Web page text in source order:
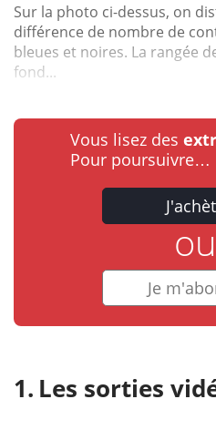
Sur la photo ci-dessus, on
différence de nombre de
bleues et noires. La rangée
fond...
Vous lisez des
Pour poursuivre…
ou
Je
Les sorties